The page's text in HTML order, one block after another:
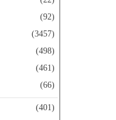
(92)
(3457)
(498)
(461)
(66)
(401)